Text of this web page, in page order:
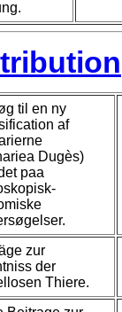
til en ny
af
Dugès)
paa
zur
der
Thiere.